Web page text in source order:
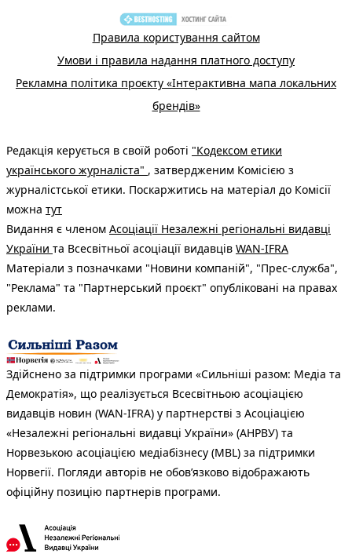
Правила користування сайтом
Умови і правила надання платного доступу
Рекламна політика проєкту «Інтерактивна мапа локальних
брендів»
Редакція керується в своїй роботі "Кодексом етики
українського журналіста" , затвердженим Комісією з
журналістської етики. Поскаржитись на матеріал до Комісії
можна тут
Видання є членом Асоціації Незалежні регіональні видавці
України та Всесвітньої асоціації видавців WAN-IFRA
Матеріали з позначками "Новини компаній", "Прес-служба",
"Реклама" та "Партнерський проєкт" опубліковані на правах
реклами.
Здійснено за підтримки програми «Сильніші разом: Медіа та
Демократія», що реалізується Всесвітньою асоціацією
видавців новин (WAN-IFRA) у партнерстві з Асоціацією
«Незалежні регіональні видавці України» (АНРВУ) та
Норвезькою асоціацією медіабізнесу (MBL) за підтримки
Норвегії. Погляди авторів не обов’язково відображають
офіційну позицію партнерів програми.